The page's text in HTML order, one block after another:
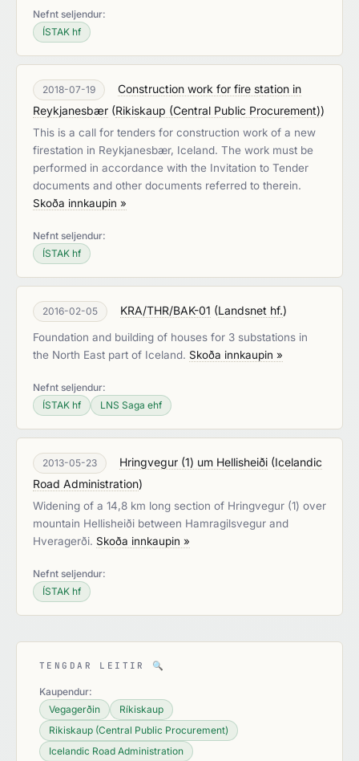
Nefnt seljendur:
ÍSTAK hf
2018-07-19
Construction work for fire station in
Reykjanesbær (Rikiskaup (Central Public Procurement))
This is a call for tenders for construction work of a new
firestation in Reykjanesbær, Iceland. The work must be
performed in accordance with the Invitation to Tender
documents and other documents referred to therein.
Skoða innkaupin »
Nefnt seljendur:
ÍSTAK hf
2016-02-05 KRA/THR/BAK-01 (Landsnet hf.)
Foundation and building of houses for 3 substations in
the North East part of Iceland. Skoða innkaupin »
Nefnt seljendur:
ÍSTAK hf
LNS Saga ehf
2013-05-23 Hringvegur (1) um Hellisheiði (Icelandic
Road Administration)
Widening of a 14,8 km long section of Hringvegur (1) over
mountain Hellisheiði between Hamragilsvegur and
Hveragerði. Skoða innkaupin »
Nefnt seljendur:
ÍSTAK hf
TENGDAR LEITIR 🔍
Kaupendur:
Vegagerðin
Ríkiskaup
Rikiskaup (Central Public Procurement)
Icelandic Road Administration